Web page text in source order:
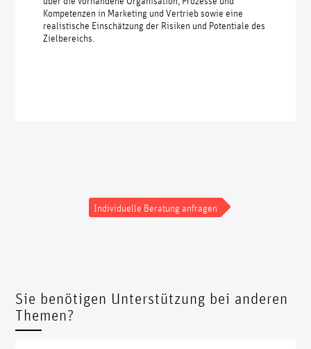
Kompetenzen in Marketing und Vertrieb sowie eine
realistische Einschätzung der Risiken und Potentiale des
Zielbereichs.
Individuelle Beratung anfragen
Sie benötigen Unterstützung bei anderen
Themen?